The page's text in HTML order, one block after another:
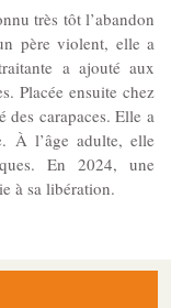
très tôt l’abandon
père violent, elle a
a ajouté aux
Placée ensuite chez
des carapaces. Elle a
À l’âge adulte, elle
En 2024, une
à sa libération.